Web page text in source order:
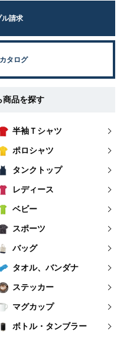
ル請求
タログ
商品を探す
半袖Ｔシャツ
ポロシャツ
タンクトップ
レディース
ベビー
スポーツ
バッグ
タオル、バンダナ
ステッカー
マグカップ
ボトル・タンブラー